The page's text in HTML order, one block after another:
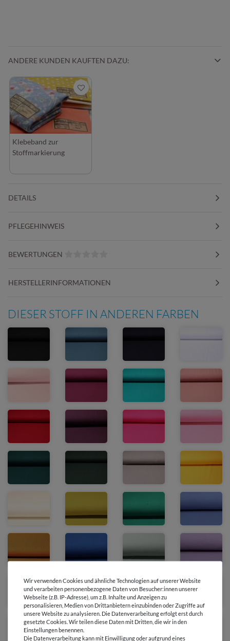
ANDERE KUNDEN KAUFTEN DAZU:
Klebeband zur
Stoffmarkierung
DETAILS
PFLEGEHINWEIS
BEWERTUNGEN
HERSTELLERINFORMATIONEN
DIESER STOFF IN ANDEREN FARBEN
Wir verwenden Cookies und ähnliche Technologien auf unserer Website
und verarbeiten personenbezogene Daten von Besucher:innen unserer
Webseite (z.B. IP-Adresse), um z.B. Inhalte und Anzeigen zu
personalisieren, Medien von Drittanbietern einzubinden oder Zugriffe auf
unsere Website zu analysieren. Die Datenverarbeitung erfolgt erst durch
gesetzte Cookies. Wir teilen diese Daten mit Dritten, die wir in den
Einstellungen benennen.
Die Datenverarbeitung kann mit Einwilligung oder aufgrund eines